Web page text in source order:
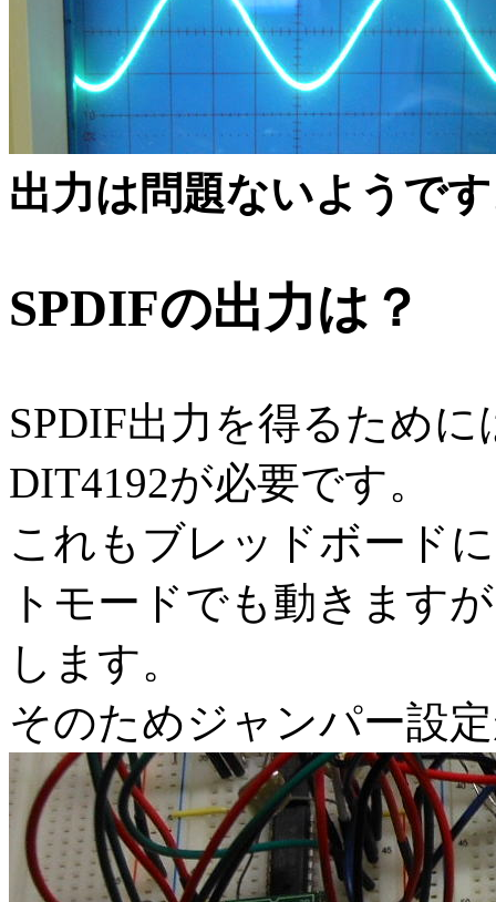
出力は問題ないようで
SPDIFの出力は？
SPDIF出力を得るため
DIT4192が必要です。
これもブレッドボード
トモードでも動きます
します。
そのためジャンパー設